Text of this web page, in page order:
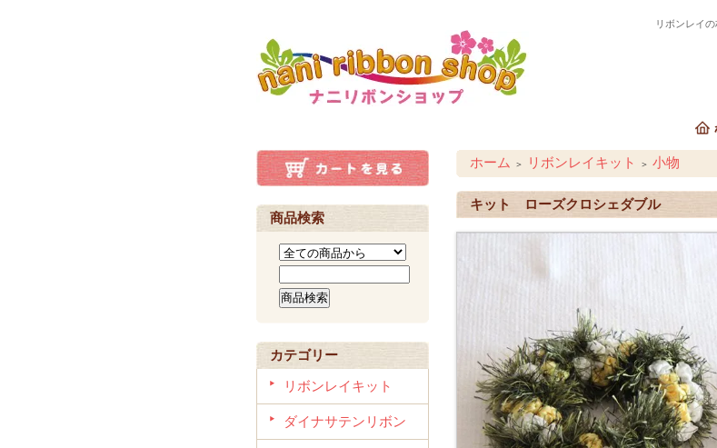
リボンレイ
商品検索
カテゴリー
リボンレイキット
ダイナサテンリボン
ホーム ＞ リボンレイキット ＞ 小物
キット ローズクロシェダブル